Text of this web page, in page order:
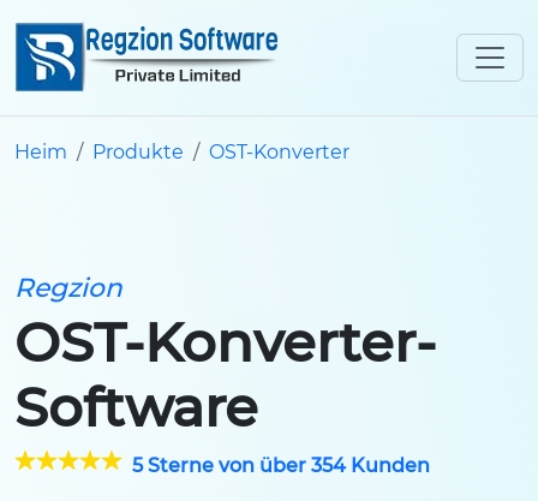
Heim Produkte OST-Konverter
Regzion
OST-Konverter-
Software
5 Sterne von über 354 Kunden